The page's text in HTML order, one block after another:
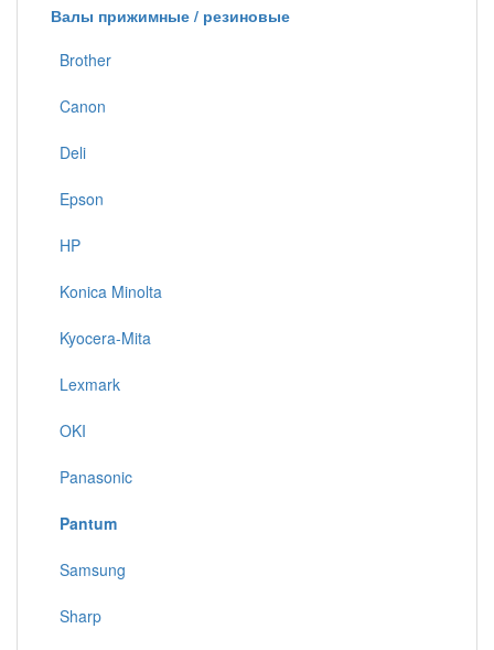
Валы прижимные / резиновые
Brother
Canon
Deli
Epson
HP
Konica Minolta
Kyocera-Mita
Lexmark
OKI
Panasonic
Pantum
Samsung
Sharp